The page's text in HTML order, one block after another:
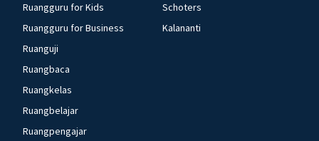
Ruangguru for Kids
Ruangguru for Business
Ruanguji
Ruangbaca
Ruangkelas
Ruangbelajar
Ruangpengajar
Schoters
Kalananti